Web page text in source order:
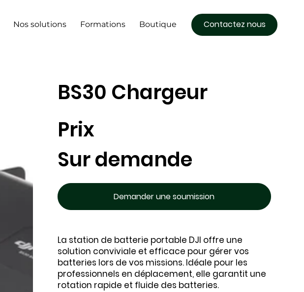
Nos solutions Formations Boutique Contactez nous
BS30 Chargeur
Prix
Sur demande
Demander une soumission
La station de batterie portable DJI offre une
solution conviviale et efficace pour gérer vos
batteries lors de vos missions. Idéale pour les
professionnels en déplacement, elle garantit une
rotation rapide et fluide des batteries.